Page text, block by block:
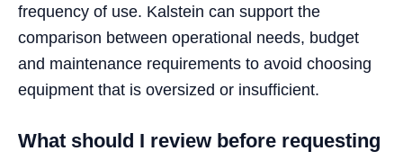
frequency of use. Kalstein can support the
comparison between operational needs, budget
and maintenance requirements to avoid choosing
equipment that is oversized or insufficient.
What should I review before requesting